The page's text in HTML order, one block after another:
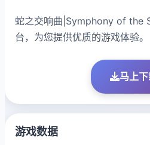
蛇之交响曲|Symphony of the
台，为您提供优质的游戏体验。
马上
游戏数据